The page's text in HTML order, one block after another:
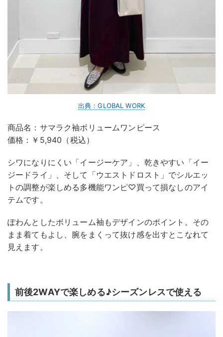
出典：GLOBAL WORK
商品名：サマラク袖ボリュームワンピース
価格：￥5,940（税込）
シワになりにくい「イージーケア」、乾きやすい「イー
ジードライ」、そして「ウエストドロスト」でシルエッ
トの調整が楽しめる多機能ワンピ♡買って損なしのアイ
テムです。
ぽわんとしたボリューム袖もデザインのポイント。その
まま着てもよし、腕をまくって抜け感を出すとこなれて
見えます。
前後2WAYで楽しめる♪シーズンレスで使える